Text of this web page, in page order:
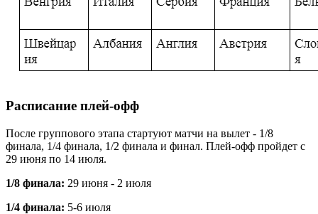
Расписание плей-офф
После группового этапа стартуют матчи на вылет - 1/8
финала, 1/4 финала, 1/2 финала и финал. Плей-офф пройдет с
29 июня по 14 июля.
1/8 финала: 29 июня - 2 июля
1/4 финала: 5-6 июля